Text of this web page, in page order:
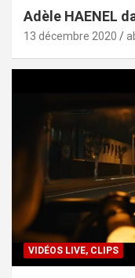
Adèle HAENEL
13 décembre 2020
VIDÉOS LIVE, CLIPS